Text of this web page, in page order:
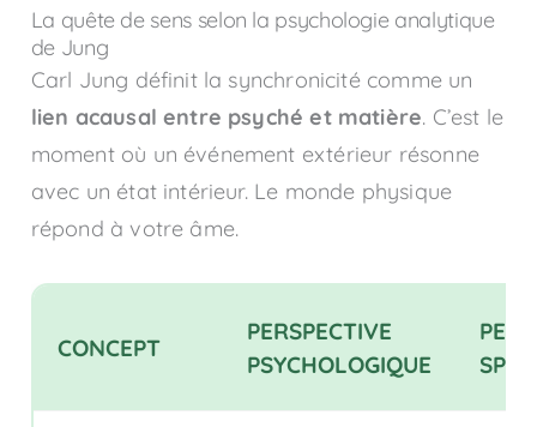
La quête de sens selon la psychologie analytique
de Jung
Carl Jung définit la synchronicité comme un
lien acausal entre psyché et matière. C’est le
moment où un événement extérieur résonne
avec un état intérieur. Le monde physique
répond à votre âme.
CONCEPT
PERSPECTIVE
PSYCHOLOGIQUE